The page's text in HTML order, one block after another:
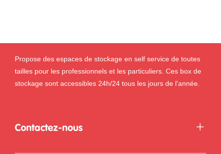
Propose des espaces de stockage en self service de toutes
tailles pour les professionnels et les particuliers. Ces box de
stockage sont accessibles 24h/24 tous les jours de l'année.
Contactez-nous